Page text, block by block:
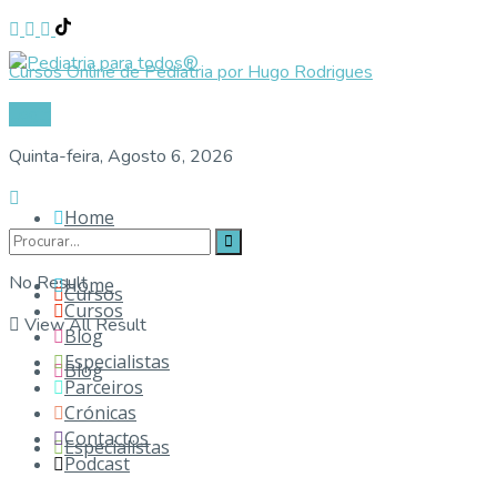
Cursos Online de Pediatria por Hugo Rodrigues
Quinta-feira, Agosto 6, 2026
No Result
View All Result
Home
Cursos
Blog
Especialistas
Home
Cursos
Blog
Especialistas
Parceiros
Crónicas
Contactos
Podcast